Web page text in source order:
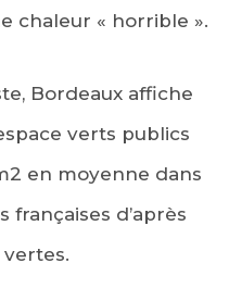
chaleur « horrible ».
Bordeaux affiche
verts publics
en moyenne dans
françaises d’après
vertes.